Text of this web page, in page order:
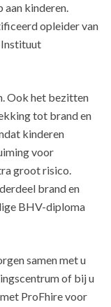
aan kinderen.
opleider van
Instituut
Ook het bezitten
tot brand en
kinderen
voor
groot risico.
brand en
BHV-diploma
samen met u
of bij u
ProFhire voor